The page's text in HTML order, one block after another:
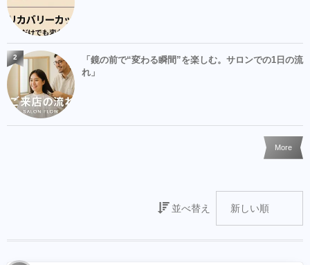
「鏡の前で“変わる瞬間”を楽しむ。サロンでの1日の流
れ」
2
More
並べ替え